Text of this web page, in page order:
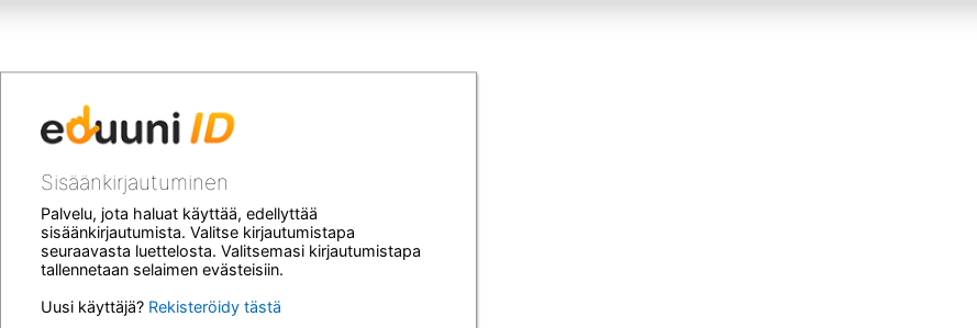
Sisäänkirjautuminen
Palvelu, jota haluat käyttää, edellyttää
sisäänkirjautumista. Valitse kirjautumistapa
seuraavasta luettelosta. Valitsemasi kirjautumistapa
tallennetaan selaimen evästeisiin.
Uusi käyttäjä? Rekisteröidy tästä